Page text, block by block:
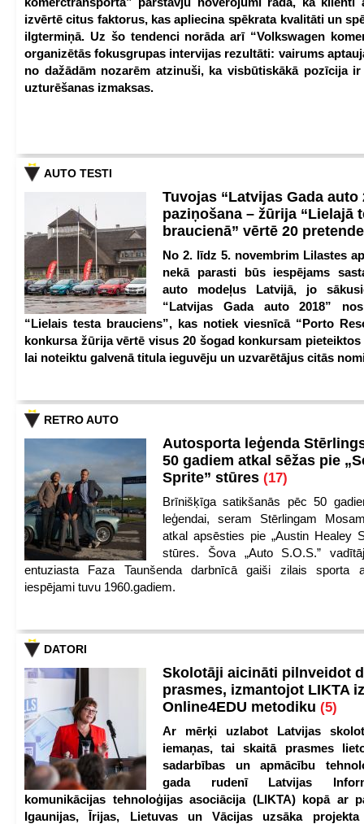
izvērtē citus faktorus, kas apliecina spēkrata kvalitāti un
ilgtermiņā. Uz šo tendenci norāda arī “Volkswagen
organizētās fokusgrupas intervijas rezultāti: vairums
no dažādām nozarēm atzinuši, ka visbūtiskākā pozīcija ir
uzturēšanas izmaksas.
AUTO TESTI
Tuvojas “Latvijas Gada auto
paziņošana – žūrija “Lielajā
braucienā” vērtē 20
No 2. līdz 5. novembrim Lilastes
nekā parasti būs iespējams
auto modeļus Latvijā, jo
“Latvijas Gada auto 2018”
“Lielais testa brauciens”, kas notiek viesnīcā “Porto
konkursa žūrija vērtē visus 20 šogad konkursam
lai noteiktu galvenā titula ieguvēju un uzvarētājus citās
RETRO AUTO
Autosporta leģenda
50 gadiem atkal sēžas pie
Sprite” stūres (17)
Brīnišķīga satikšanās pēc 50
leģendai, seram Stērlingam
atkal apsēsties pie „Austin Healey
stūres. Šova „Auto S.O.S.”
entuziasta Faza Taunšenda darbnīcā gaiši zilais sporta
iespējami tuvu 1960.gadiem.
DATORI
Skolotāji aicināti pilnveidot
prasmes, izmantojot LIKTA
Online4EDU metodiku (5)
Ar mērķi uzlabot Latvijas
iemaņas, tai skaitā prasmes
sadarbības un apmācību
gada rudenī Latvijas
komunikācijas tehnoloģijas asociācija (LIKTA) kopā ar
Igaunijas, Īrijas, Lietuvas un Vācijas uzsāka projekta